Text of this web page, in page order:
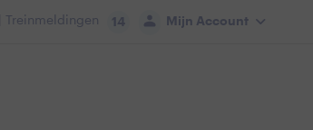
Mijn Account
| Treinmeldingen 14